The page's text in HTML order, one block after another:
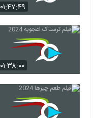
۰۱:۴۷:۴۹
۰۱:۳۸:۰۰